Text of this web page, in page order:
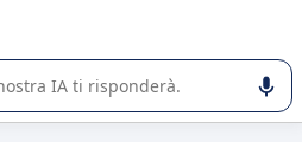
o nella scelta di un